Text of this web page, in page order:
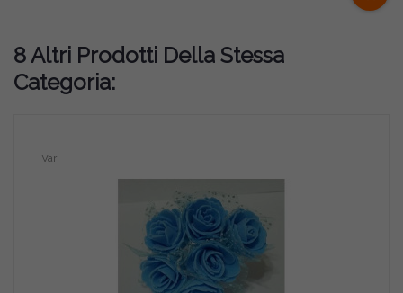
8 Altri Prodotti Della Stessa
Categoria:
Vari